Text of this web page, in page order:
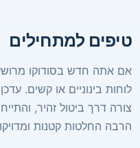
טיפים למתחילים
אם אתה חדש בסודוקו
לוחות בינוניים או קשים.
צורה דרך ביטול זהיר,
הרבה החלטות קטנות